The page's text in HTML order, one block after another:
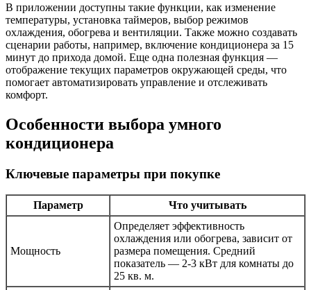
В приложении доступны такие функции, как изменение
температуры, установка таймеров, выбор режимов
охлаждения, обогрева и вентиляции. Также можно создавать
сценарии работы, например, включение кондиционера за 15
минут до прихода домой. Еще одна полезная функция —
отображение текущих параметров окружающей среды, что
помогает автоматизировать управление и отслеживать
комфорт.
Особенности выбора умного
кондиционера
Ключевые параметры при покупке
Параметр Что учитывать
Мощность
Определяет эффективность
охлаждения или обогрева, зависит от
размера помещения. Средний
показатель — 2-3 кВт для комнаты до
25 кв. м.